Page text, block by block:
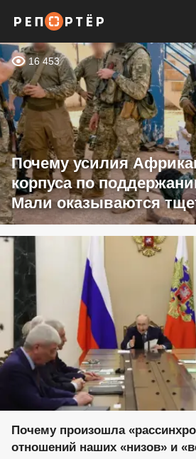
16 453
Почему усилия
корпуса по
Мали оказываются
Почему произошла
отношений наших «низов» и